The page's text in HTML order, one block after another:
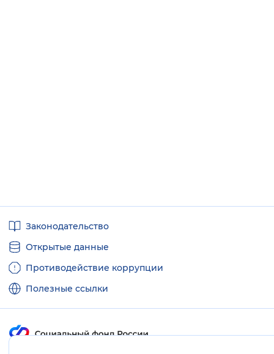
ссылкиЗаконодательство
Открытые данные
Противодействие коррупции
Полезные ссылки